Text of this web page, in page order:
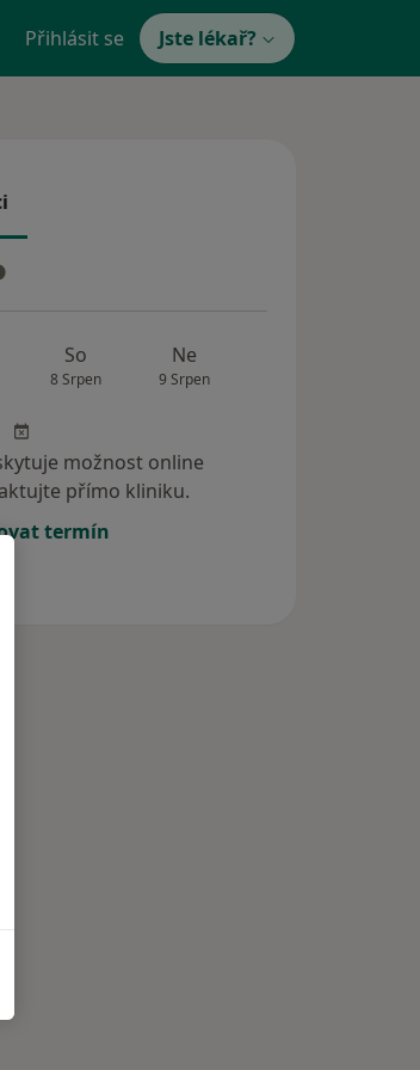
Přihlásit se Jste lékař?
So
8 Srpen
Ne
9 Srpen
možnost online
přímo kliniku.
termín